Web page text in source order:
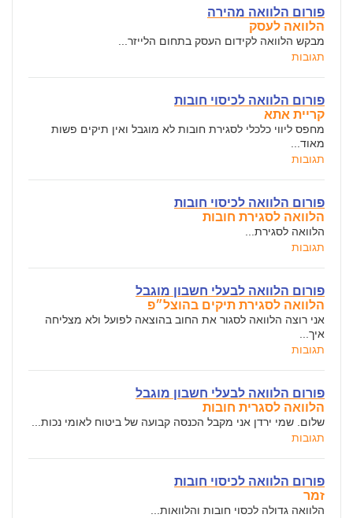
פורום הלוואה מהירה
הלוואה לעסק
מבקש הלוואה לקידום העסק בתחום הלייזר...
תגובות
פורום הלוואה לכיסוי חובות
קריית אתא
מחפס ליווי כלכלי לסגירת חובות לא מוגבל ואין תיקים פשות
מאוד...
תגובות
פורום הלוואה לכיסוי חובות
הלוואה לסגירת חובות
הלוואה לסגירת...
תגובות
פורום הלוואה לבעלי חשבון מוגבל
הלוואה לסגירת תיקים בהוצל״פ
אני רוצה הלוואה לסגור את החוב בהוצאה לפועל ולא מצליחה
איך...
תגובות
פורום הלוואה לבעלי חשבון מוגבל
הלוואה לסגרית חובות
שלום. שמי ירדן אני מקבל הכנסה קבועה של ביטוח לאומי נכות...
תגובות
פורום הלוואה לכיסוי חובות
זמר
הלוואה גדולה לכסוי חובות והלוואות...